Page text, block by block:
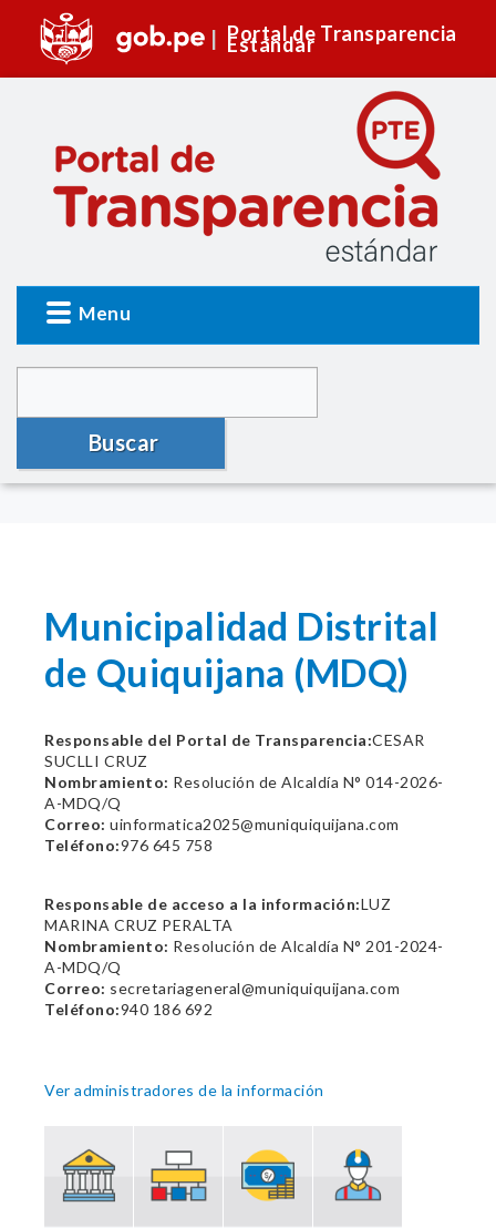
Portal de Transparencia
Estándar
Menu
Buscar
Municipalidad Distrital
de Quiquijana (MDQ)
Responsable del Portal de Transparencia:CESAR
SUCLLI CRUZ
Nombramiento: Resolución de Alcaldía N° 014-2026-
A-MDQ/Q
Correo: uinformatica2025@muniquiquijana.com
Teléfono:976 645 758
Responsable de acceso a la información:LUZ
MARINA CRUZ PERALTA
Nombramiento: Resolución de Alcaldía N° 201-2024-
A-MDQ/Q
Correo: secretariageneral@muniquiquijana.com
Teléfono:940 186 692
Ver administradores de la información